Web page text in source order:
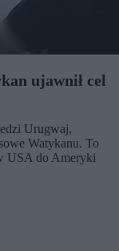
ujawnił cel
Urugwaj,
Watykanu. To
USA do Ameryki